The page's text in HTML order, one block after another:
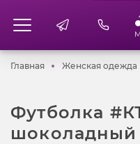
ГлавнаяГлавнаяЖенская одежда
Футболка
шоколадный